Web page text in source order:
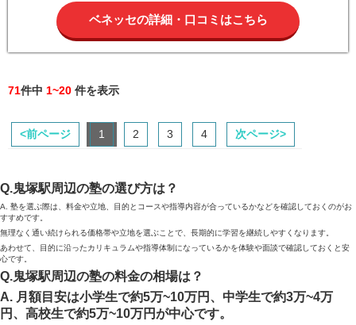
ベネッセの詳細・口コミはこちら
71件中 1~20 件を表示
<前ページ 1 2 3 4 次ページ>
Q.鬼塚駅周辺の塾の選び方は？
A. 塾を選ぶ際は、料金や立地、目的とコースや指導内容が合っているかなどを確認しておくのがお
すすめです。
無理なく通い続けられる価格帯や立地を選ぶことで、長期的に学習を継続しやすくなります。
あわせて、目的に沿ったカリキュラムや指導体制になっているかを体験や面談で確認しておくと安
心です。
Q.鬼塚駅周辺の塾の料金の相場は？
A. 月額目安は小学生で約5万~10万円、中学生で約3万~4万
円、高校生で約5万~10万円が中心です。